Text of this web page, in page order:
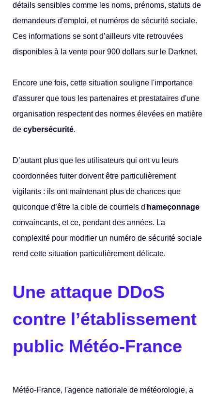
détails sensibles comme les noms, prénoms, statuts de
demandeurs d'emploi, et numéros de sécurité sociale.
Ces informations se sont d’ailleurs vite retrouvées
disponibles à la vente pour 900 dollars sur le Darknet.
Encore une fois, cette situation souligne l'importance
d'assurer que tous les partenaires et prestataires d'une
organisation respectent des normes élevées en matière
decybersécurité.
D’autant plus que les utilisateurs qui ont vu leurs
coordonnées fuiter doivent être particulièrement
vigilants : ils ont maintenant plus de chances que
quiconque d’être la cible de courriels d'hameçonnage
convaincants, et ce, pendant des années. La
complexité pour modifier un numéro de sécurité sociale
rend cette situation particulièrement délicate.
Une attaque DDoS
contre l’établissement
public Météo-France
Météo-France, l'agence nationale de météorologie, a